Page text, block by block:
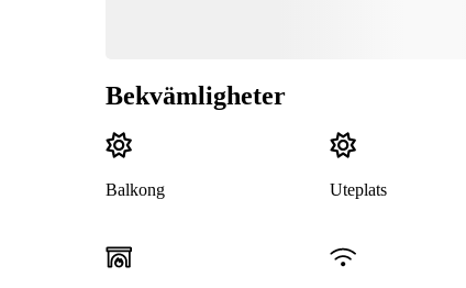
Bekvämligheter
Balkong Uteplats